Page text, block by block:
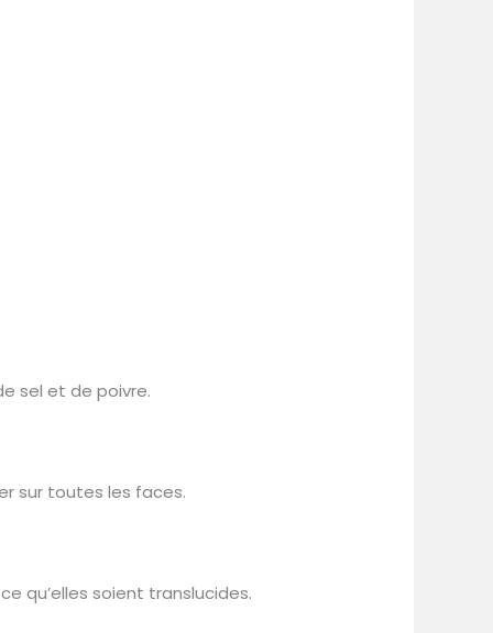
sel et de poivre.
sur toutes les faces.
qu’elles soient translucides.